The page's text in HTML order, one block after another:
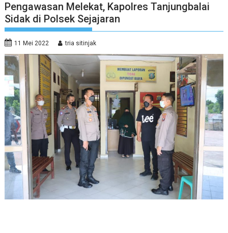
Pengawasan Melekat, Kapolres Tanjungbalai
Sidak di Polsek Sejajaran
11 Mei 2022 tria sitinjak